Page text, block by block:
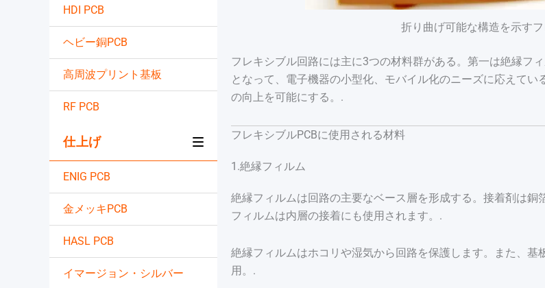
HDI PCB
ヘビー銅PCB
高周波プリント基板
RF PCB
仕上げ
ENIG PCB
金メッキPCB
HASL PCB
イマージョン・シルバー
折り曲げ可能な構造を示す
フレキシブル回路には主に3つの材料群がある。第一は絶縁フ
となって、電子機器の小型化、モバイル化のニーズに応えて
の向上を可能にする。.
フレキシブルPCBに使用される材料
1.絶縁フィルム
絶縁フィルムは回路の主要なベース層を形成する。接着剤は銅
フィルムは内層の接着にも使用されます。.
絶縁フィルムはホコリや湿気から回路を保護します。また、
用。.